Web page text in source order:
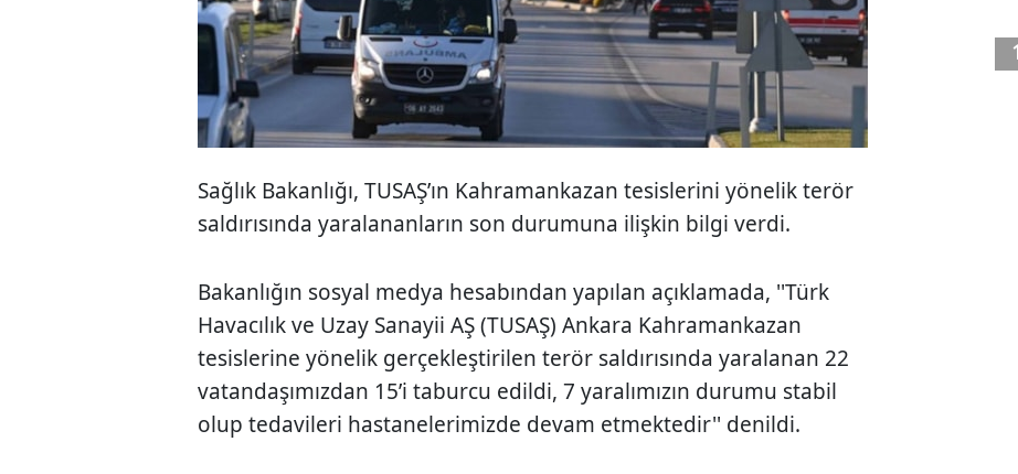
Sağlık Bakanlığı, TUSAŞ’ın Kahramankazan tesislerini yönelik terör
saldırısında yaralananların son durumuna ilişkin bilgi verdi.
Bakanlığın sosyal medya hesabından yapılan açıklamada, ''Türk
Havacılık ve Uzay Sanayii AŞ (TUSAŞ) Ankara Kahramankazan
tesislerine yönelik gerçekleştirilen terör saldırısında yaralanan 22
vatandaşımızdan 15’i taburcu edildi, 7 yaralımızın durumu stabil
olup tedavileri hastanelerimizde devam etmektedir'' denildi.